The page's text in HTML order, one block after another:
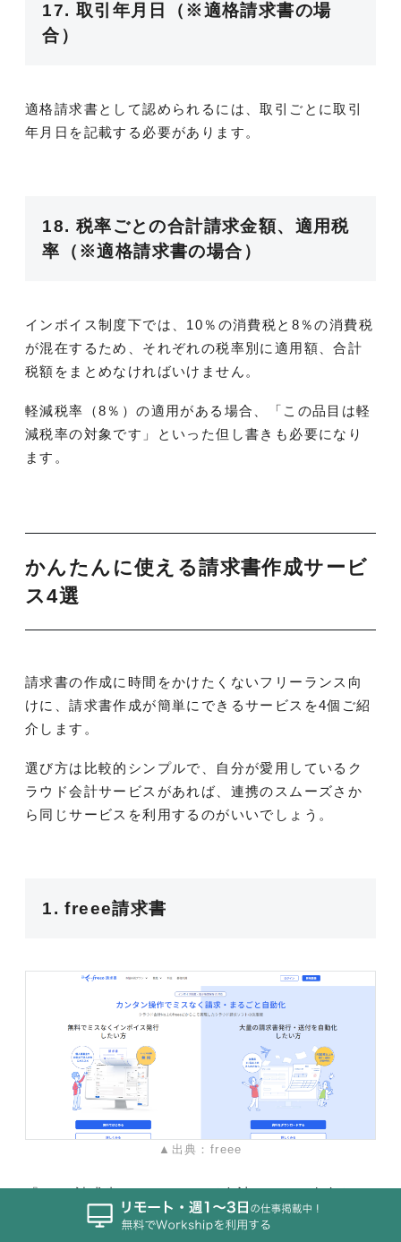
17. 取引年月日（※適格請求書の場
合）
適格請求書として認められるには、取引ごとに取引
年月日を記載する必要があります。
18. 税率ごとの合計請求金額、適用税
率（※適格請求書の場合）
インボイス制度下では、10％の消費税と8％の消費税
が混在するため、それぞれの税率別に適用額、合計
税額をまとめなければいけません。
軽減税率（8％）の適用がある場合、「この品目は軽
減税率の対象です」といった但し書きも必要になり
ます。
かんたんに使える請求書作成サービ
ス4選
請求書の作成に時間をかけたくないフリーランス向
けに、請求書作成が簡単にできるサービスを4個ご紹
介します。
選び方は比較的シンプルで、自分が愛用しているク
ラウド会計サービスがあれば、連携のスムーズさか
ら同じサービスを利用するのがいいでしょう。
1. freee請求書
▲出典：freee
『freee請求書』は、クラウド会計ソフトで有名なfre
eeがリリースした請求書発行サービスです。